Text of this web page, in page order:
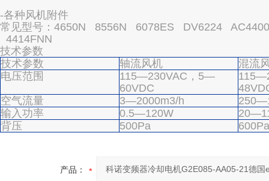
-各种风机附件
常见型号：4650N 8556N 6078ES DV6224
4414FNN
技术参数
技术参数
轴流风机
混流
电压范围
115—230VAC，5—
60VDC
空气流量
3—2000m3/h
输入功率
0.5—120W
背压
500Pa 600Pa
产品：